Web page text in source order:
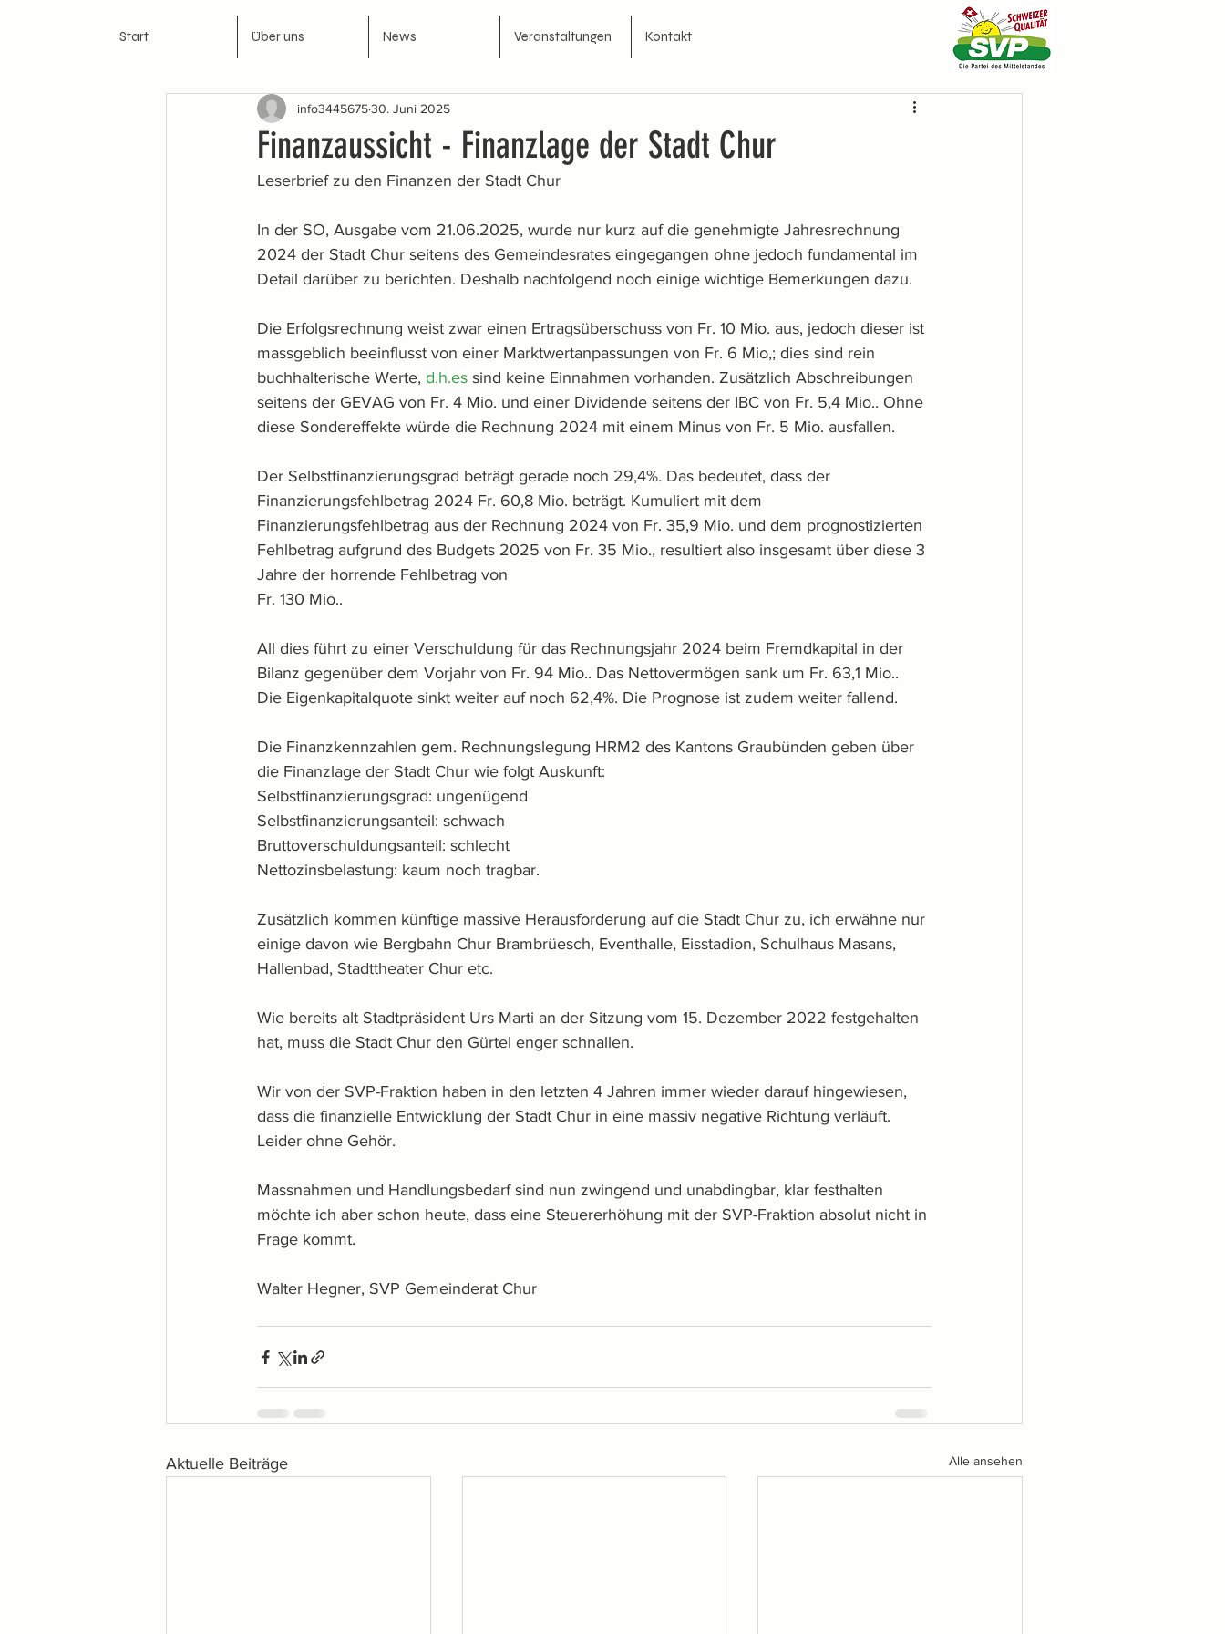
Start Über uns News Veranstaltungen Kontakt
Finanzaussicht - Finanzlage der Stadt Chur
info344567530. Juni 2025
Leserbrief zu den Finanzen der Stadt Chur
In der SO, Ausgabe vom 21.06.2025, wurde nur kurz auf die genehmigte Jahresrechnung
2024 der Stadt Chur seitens des Gemeindesrates eingegangen ohne jedoch fundamental im
Detail darüber zu berichten. Deshalb nachfolgend noch einige wichtige Bemerkungen dazu.
Die Erfolgsrechnung weist zwar einen Ertragsüberschuss von Fr. 10 Mio. aus, jedoch dieser ist
massgeblich beeinflusst von einer Marktwertanpassungen von Fr. 6 Mio,; dies sind rein
buchhalterische Werte, d.h.es sind keine Einnahmen vorhanden. Zusätzlich Abschreibungen
seitens der GEVAG von Fr. 4 Mio. und einer Dividende seitens der IBC von Fr. 5,4 Mio.. Ohne
diese Sondereffekte würde die Rechnung 2024 mit einem Minus von Fr. 5 Mio. ausfallen.
Der Selbstfinanzierungsgrad beträgt gerade noch 29,4%. Das bedeutet, dass der
Finanzierungsfehlbetrag 2024 Fr. 60,8 Mio. beträgt. Kumuliert mit dem
Finanzierungsfehlbetrag aus der Rechnung 2024 von Fr. 35,9 Mio. und dem prognostizierten
Fehlbetrag aufgrund des Budgets 2025 von Fr. 35 Mio., resultiert also insgesamt über diese 3
Jahre der horrende Fehlbetrag von
Fr. 130 Mio..
All dies führt zu einer Verschuldung für das Rechnungsjahr 2024 beim Fremdkapital in der
Bilanz gegenüber dem Vorjahr von Fr. 94 Mio.. Das Nettovermögen sank um Fr. 63,1 Mio..
Die Eigenkapitalquote sinkt weiter auf noch 62,4%. Die Prognose ist zudem weiter fallend.
Die Finanzkennzahlen gem. Rechnungslegung HRM2 des Kantons Graubünden geben über
die Finanzlage der Stadt Chur wie folgt Auskunft:
Selbstfinanzierungsgrad: ungenügend
Selbstfinanzierungsanteil: schwach
Bruttoverschuldungsanteil: schlecht
Nettozinsbelastung: kaum noch tragbar.
Zusätzlich kommen künftige massive Herausforderung auf die Stadt Chur zu, ich erwähne nur
einige davon wie Bergbahn Chur Brambrüesch, Eventhalle, Eisstadion, Schulhaus Masans,
Hallenbad, Stadttheater Chur etc.
Wie bereits alt Stadtpräsident Urs Marti an der Sitzung vom 15. Dezember 2022 festgehalten
hat, muss die Stadt Chur den Gürtel enger schnallen.
Wir von der SVP-Fraktion haben in den letzten 4 Jahren immer wieder darauf hingewiesen,
dass die finanzielle Entwicklung der Stadt Chur in eine massiv negative Richtung verläuft.
Leider ohne Gehör.
Massnahmen und Handlungsbedarf sind nun zwingend und unabdingbar, klar festhalten
möchte ich aber schon heute, dass eine Steuererhöhung mit der SVP-Fraktion absolut nicht in
Frage kommt.
Walter Hegner, SVP Gemeinderat Chur
Aktuelle Beiträge Alle ansehen